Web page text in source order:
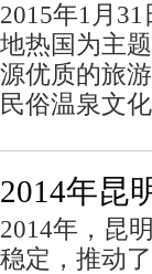
2015年1月
地热国为主
源优质的旅
民俗温泉文化
2014年昆
2014年，昆
稳定，推动